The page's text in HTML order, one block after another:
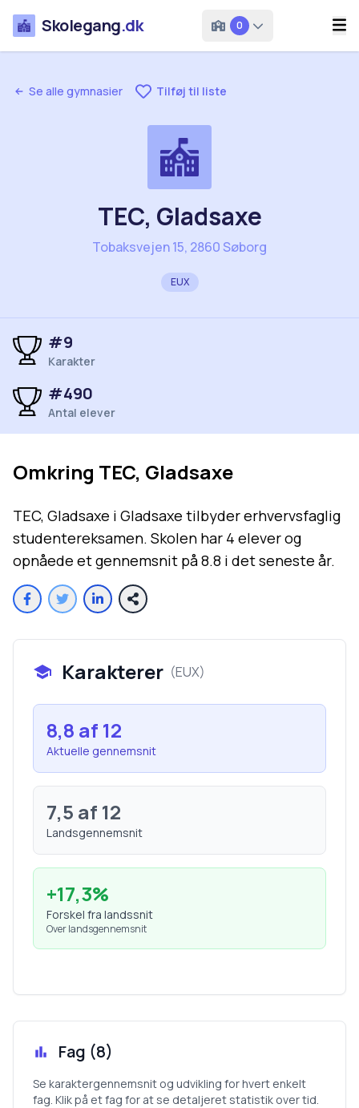
Skolegang.dk 0
Se alle gymnasier Tilføj til liste
TEC, Gladsaxe
Tobaksvejen 15, 2860 Søborg
EUX
#9
Karakter
#490
Antal elever
Omkring TEC, Gladsaxe
TEC, Gladsaxe i Gladsaxe tilbyder erhvervsfaglig
studentereksamen. Skolen har 4 elever og
opnåede et gennemsnit på 8.8 i det seneste år.
Karakterer (EUX)
8,8 af 12
Aktuelle gennemsnit
7,5 af 12
Landsgennemsnit
+17,3%
Forskel fra landssnit
Over landsgennemsnit
Fag (8)
Se karaktergennemsnit og udvikling for hvert enkelt
fag. Klik på et fag for at se detaljeret statistik over tid.